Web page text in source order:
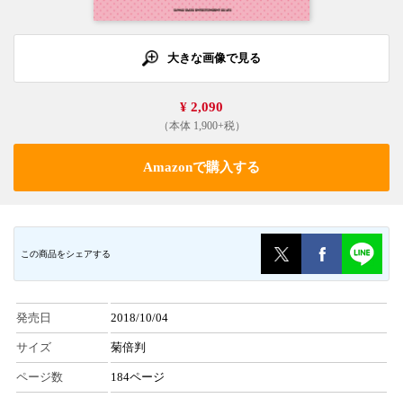
大きな画像で見る
¥ 2,090
（本体 1,900+税）
Amazonで購入する
この商品をシェアする
発売日 2018/10/04
サイズ 菊倍判
ページ数 184ページ